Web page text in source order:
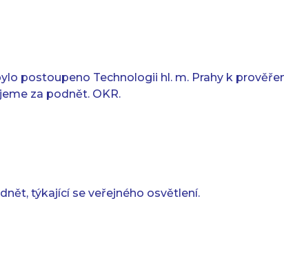
postoupeno Technologii hl. m. Prahy k
za podnět. OKR.
týkající se veřejného osvětlení.